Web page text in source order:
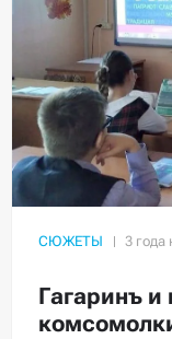
СЮЖЕТЫ
Гагаринъ и